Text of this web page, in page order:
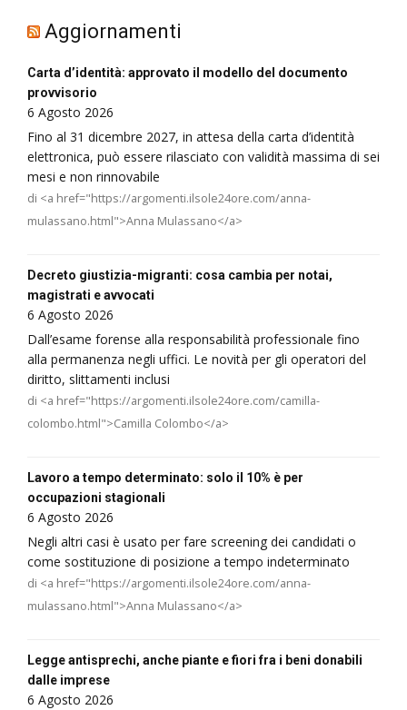
Aggiornamenti
Carta d’identità: approvato il modello del documento
provvisorio
6 Agosto 2026
Fino al 31 dicembre 2027, in attesa della carta d’identità
elettronica, può essere rilasciato con validità massima di sei
mesi e non rinnovabile
di <a href="https://argomenti.ilsole24ore.com/anna-
mulassano.html">Anna Mulassano</a>
Decreto giustizia-migranti: cosa cambia per notai,
magistrati e avvocati
6 Agosto 2026
Dall’esame forense alla responsabilità professionale fino
alla permanenza negli uffici. Le novità per gli operatori del
diritto, slittamenti inclusi
di <a href="https://argomenti.ilsole24ore.com/camilla-
colombo.html">Camilla Colombo</a>
Lavoro a tempo determinato: solo il 10% è per
occupazioni stagionali
6 Agosto 2026
Negli altri casi è usato per fare screening dei candidati o
come sostituzione di posizione a tempo indeterminato
di <a href="https://argomenti.ilsole24ore.com/anna-
mulassano.html">Anna Mulassano</a>
Legge antisprechi, anche piante e fiori fra i beni donabili
dalle imprese
6 Agosto 2026